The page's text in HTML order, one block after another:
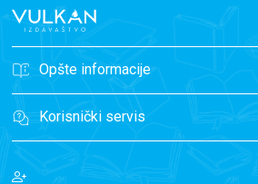
Opšte informacije
Korisnički servis